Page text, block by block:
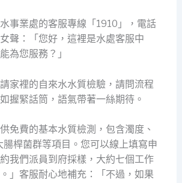
事業處的客服專線「1910」，電話
聲：「您好，這裡是水處客服中
為您服務？」
請家裡的自來水水質檢驗，請問流程
握緊話筒，語氣帶著一絲期待。
免費的基本水質檢測，包含濁度、
桿菌群等項目。您可以線上填寫申
我們派員到府採樣，大約七個工作
」客服耐心地補充：「不過，如果